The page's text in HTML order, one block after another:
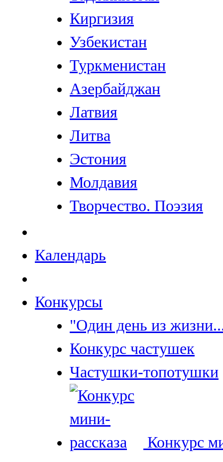
Киргизия
Узбекистан
Туркменистан
Азербайджан
Латвия
Литва
Эстония
Молдавия
Творчество. Поэзия
Календарь
Конкурсы
"Один день из
Конкурс частушек
Частушки-топотушки
Конкурс